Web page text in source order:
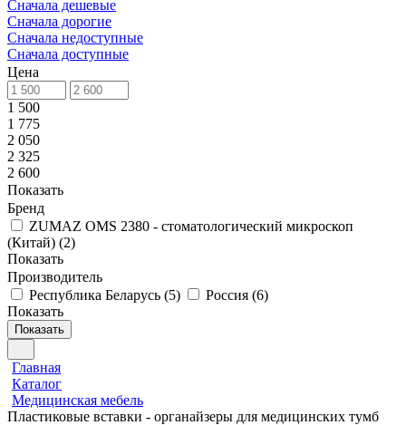
Сначала дешевые
Сначала дорогие
Сначала недоступные
Сначала доступные
Цена
1 500
1 775
2 050
2 325
2 600
Показать
Бренд
ZUMAZ OMS 2380 - стоматологический микроскоп
(Китай) (2)
Показать
Производитель
Республика Беларусь (5) Россия (6)
Показать
Показать
Главная
Каталог
Медицинская мебель
Пластиковые вставки - органайзеры для медицинских тумб